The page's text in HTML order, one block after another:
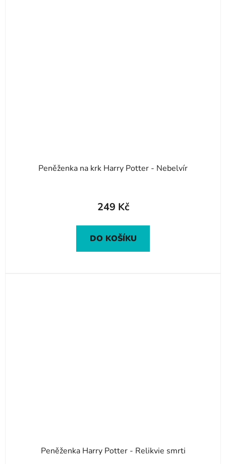
Peněženka na krk Harry Potter - Nebelvír
249 Kč
DO KOŠÍKU
Peněženka Harry Potter - Relikvie smrti